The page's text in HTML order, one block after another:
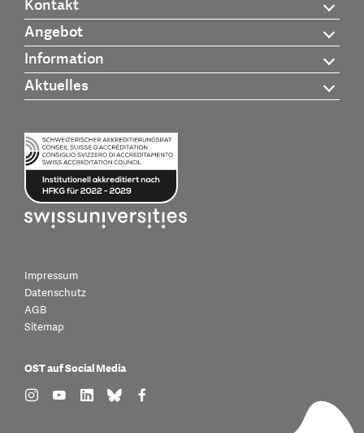
Kontakt
Angebot
Information
Aktuelles
Impressum
Datenschutz
AGB
Sitemap
OST auf Social Media
find us on: instagram
find us on: youtube
find us on: linkedin
find us on: bluesky
find us on: facebook